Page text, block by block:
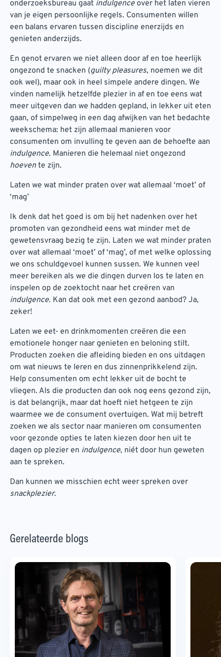
onderzoeksbureau gaat indulgenceover het laten vieren
van je eigen persoonlijke regels. Consumenten willen
een balans ervaren tussen discipline enerzijds en
genieten anderzijds.
En genot ervaren we niet alleen door af en toe heerlijk
ongezond te snacken (guilty pleasures, noemen we dit
ook wel), maar ook in heel simpele andere dingen. We
vinden namelijk hetzelfde plezier in af en toe eens wat
meer uitgeven dan we hadden gepland, in lekker uit eten
gaan, of simpelweg in een dag afwijken van het bedachte
weekschema: het zijn allemaal manieren voor
consumenten om invulling te geven aan de behoefte aan
indulgence. Manieren die helemaal niet ongezond
hoeven te zijn.
Laten we wat minder praten over wat allemaal ‘moet’ of
‘mag’
Ik denk dat het goed is om bij het nadenken over het
promoten van gezondheid eens wat minder met de
gewetensvraag bezig te zijn. Laten we wat minder praten
over wat allemaal ‘moet’ of ‘mag’, of met welke oplossing
we ons schuldgevoel kunnen sussen. We kunnen veel
meer bereiken als we die dingen durven los te laten en
inspelen op de zoektocht naar het creëren van
indulgence. Kan dat ook met een gezond aanbod? Ja,
zeker!
Laten we eet- en drinkmomenten creëren die een
emotionele honger naar genieten en beloning stilt.
Producten zoeken die afleiding bieden en ons uitdagen
om wat nieuws te leren en dus zinnenprikkelend zijn.
Help consumenten om echt lekker uit de bocht te
vliegen. Als die producten dan ook nog eens gezond zijn,
is dat belangrijk, maar dat hoeft niet hetgeen te zijn
waarmee we de consument overtuigen. Wat mij betreft
zoeken we als sector naar manieren om consumenten
voor gezonde opties te laten kiezen door hen uit te
dagen op plezier en indulgence, niét door hun geweten
aan te spreken.
Dan kunnen we misschien echt weer spreken over
snackplezier.
Gerelateerde blogs